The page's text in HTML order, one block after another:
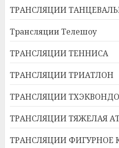
ТРАНСЛЯЦИИ
Трансляции Телешоу
ТРАНСЛЯЦИИ ТЕННИСА
ТРАНСЛЯЦИИ ТРИАТЛОН
ТРАНСЛЯЦИИ ТХЭКВОНДО
ТРАНСЛЯЦИИ ТЯЖЕЛАЯ
ТРАНСЛЯЦИИ ФИГУРНОЕ